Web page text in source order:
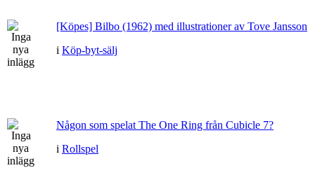
[Köpes] Bilbo (1962) med illustrationer av Tove Jansson
i Köp-byt-sälj
Någon som spelat The One Ring från Cubicle 7?
i Rollspel